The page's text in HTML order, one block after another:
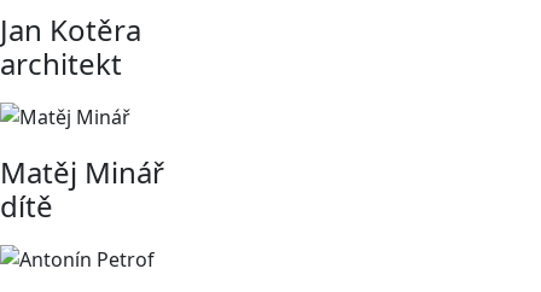
Jan Kotěra
architekt
Matěj Minář
dítě